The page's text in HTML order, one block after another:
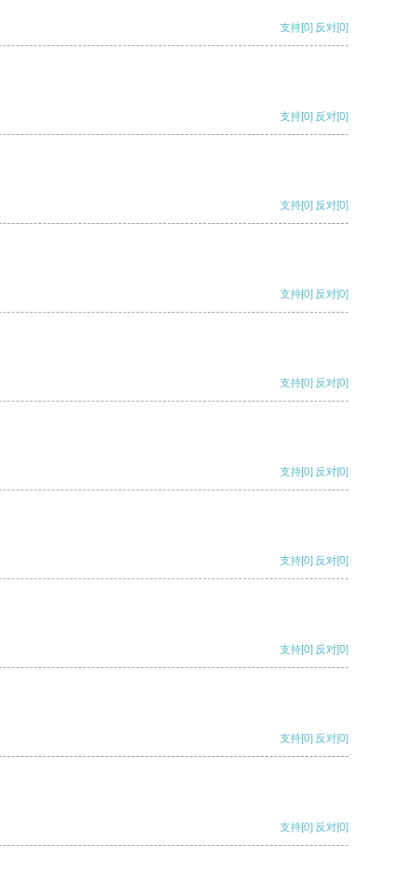
支持[0] 反对[0]
支持[0] 反对[0]
支持[0] 反对[0]
支持[0] 反对[0]
支持[0] 反对[0]
支持[0] 反对[0]
支持[0] 反对[0]
支持[0] 反对[0]
支持[0] 反对[0]
支持[0] 反对[0]